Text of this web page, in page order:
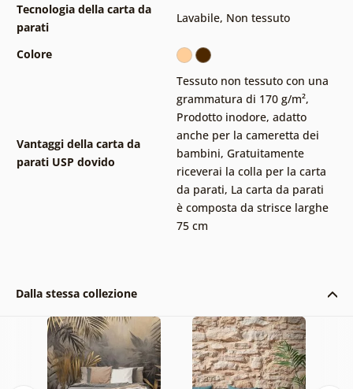
Tecnologia della carta da
parati
Lavabile, Non tessuto
Colore
Vantaggi della carta da
parati USP dovido
Tessuto non tessuto con una
grammatura di 170 g/m²,
Prodotto inodore, adatto
anche per la cameretta dei
bambini, Gratuitamente
riceverai la colla per la carta
da parati, La carta da parati
è composta da strisce larghe
75 cm
Dalla stessa collezione